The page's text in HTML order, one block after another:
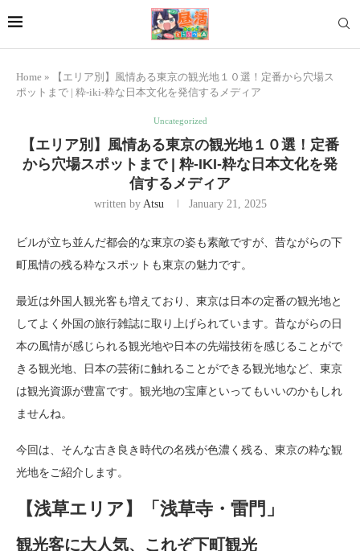
Home »
【エリア別】風情ある東京の観光地１０選！定番から穴場ス
ポットまで | 粋-iki-粋な日本文化を発信するメディア
Uncategorized
【エリア別】風情ある東京の観光地１０選！定番
から穴場スポットまで | 粋-IKI-粋な日本文化を発
信するメディア
written by Atsu January 21, 2025
ビルが立ち並んだ都会的な東京の姿も素敵ですが、昔ながらの下
町風情の残る粋なスポットも東京の魅力です。
最近は外国人観光客も増えており、東京は日本の定番の観光地と
してよく外国の旅行雑誌に取り上げられています。昔ながらの日
本の風情が感じられる観光地や日本の先端技術を感じることがで
きる観光地、日本の芸術に触れることができる観光地など、東京
は観光資源が豊富です。観光地の宝庫といってもいいのかもしれ
ませんね。
今回は、そんな古き良き時代の名残が色濃く残る、東京の粋な観
光地をご紹介します。
【浅草エリア】「浅草寺・雷門」
観光客に大人気、これぞ下町観光